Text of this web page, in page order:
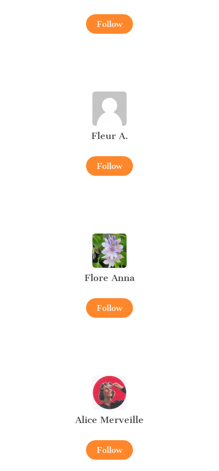
Follow
Fleur A.
Follow
Flore Anna
Follow
Alice Merveille
Follow